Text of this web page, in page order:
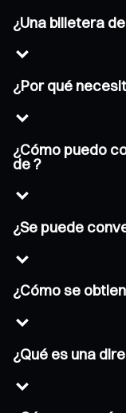
¿Una billetera
¿Por qué
¿Cómo puedo
de ?
¿Se puede
¿Cómo se
¿Qué es una